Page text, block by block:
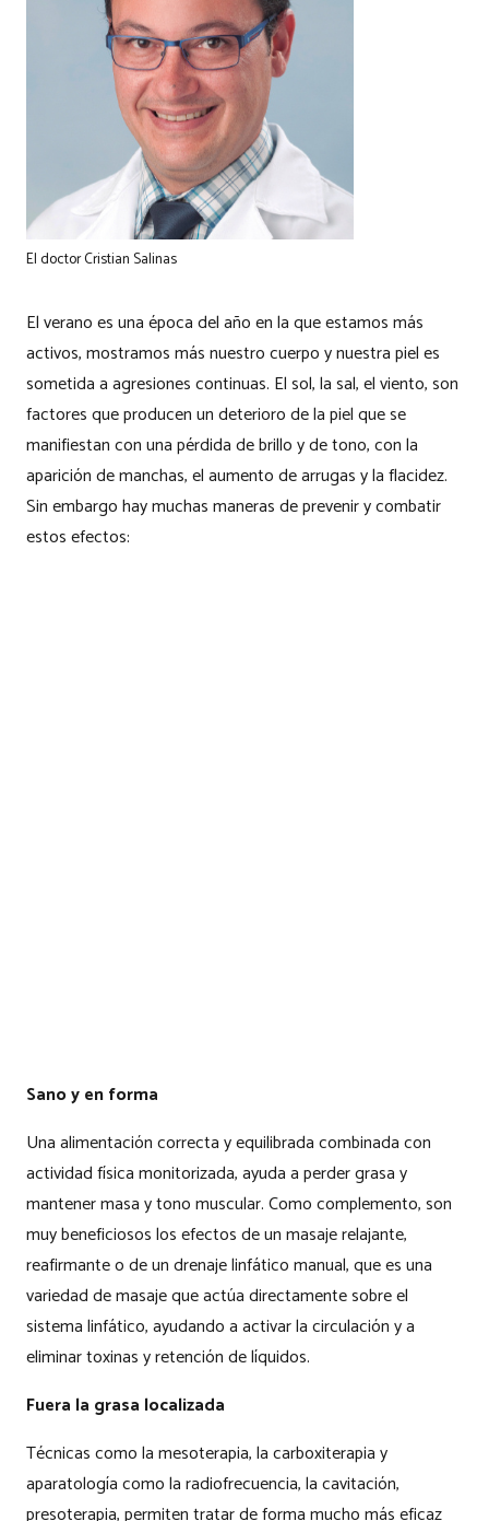
El doctor Cristian Salinas
El verano es una época del año en la que estamos más
activos, mostramos más nuestro cuerpo y nuestra piel es
sometida a agresiones continuas. El sol, la sal, el viento, son
factores que producen un deterioro de la piel que se
manifiestan con una pérdida de brillo y de tono, con la
aparición de manchas, el aumento de arrugas y la flacidez.
Sin embargo hay muchas maneras de prevenir y combatir
estos efectos:
Sano y en forma
Una alimentación correcta y equilibrada combinada con
actividad física monitorizada, ayuda a perder grasa y
mantener masa y tono muscular. Como complemento, son
muy beneficiosos los efectos de un masaje relajante,
reafirmante o de un drenaje linfático manual, que es una
variedad de masaje que actúa directamente sobre el
sistema linfático, ayudando a activar la circulación y a
eliminar toxinas y retención de líquidos.
Fuera la grasa localizada
Técnicas como la mesoterapia, la carboxiterapia y
aparatología como la radiofrecuencia, la cavitación,
presoterapia, permiten tratar de forma mucho más eficaz